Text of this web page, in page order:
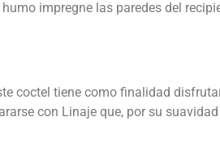
impregne las paredes del
coctel tiene como finalidad
con Linaje que, por su